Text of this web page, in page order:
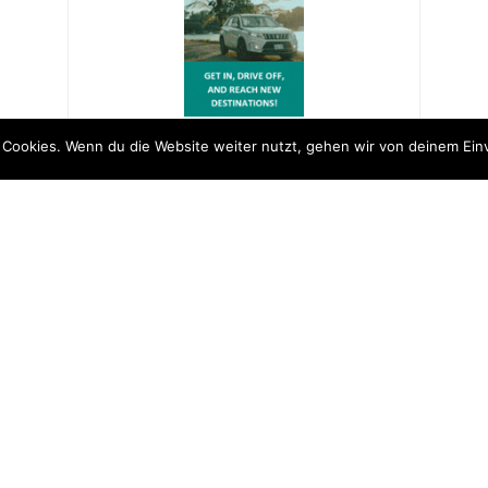
Wenn du die Website weiter nutzt, gehen wir von deinem